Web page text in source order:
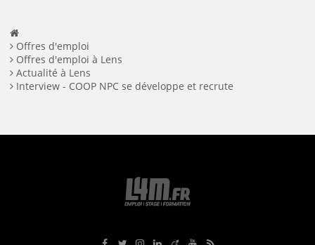
Offres d'emploi
Offres d'emploi à Lens
Actualité à Lens
Interview - COOP NPC se développe et recrute